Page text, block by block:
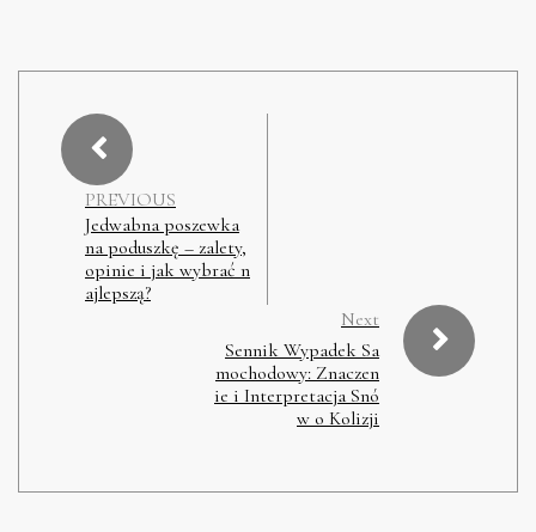
PREVIOUS
Jedwabna poszewka
na poduszkę – zalety,
opinie i jak wybrać n
ajlepszą?
Next
Sennik Wypadek Sa
mochodowy: Znaczen
ie i Interpretacja Snó
w o Kolizji